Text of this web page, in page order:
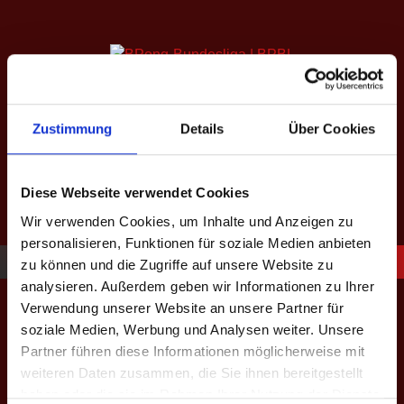
Zustimmung Details Über Cookies
Diese Webseite verwendet Cookies
Wir verwenden Cookies, um Inhalte und Anzeigen zu
personalisieren, Funktionen für soziale Medien anbieten
zu können und die Zugriffe auf unsere Website zu
analysieren. Außerdem geben wir Informationen zu Ihrer
Verwendung unserer Website an unsere Partner für
soziale Medien, Werbung und Analysen weiter. Unsere
Partner führen diese Informationen möglicherweise mit
weiteren Daten zusammen, die Sie ihnen bereitgestellt
Inhalt
SAISON XIII: SPÄTJAHR
2026
equipped by BeerBaller
Geschützt: Baltic 2026 –
1vs1 – Admin